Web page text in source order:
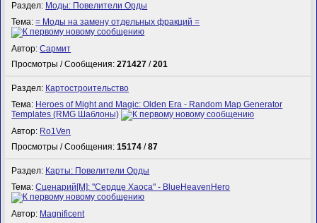
Раздел: Моды: Повелители Орды
Тема:= Моды на замену отдельных фракций =
Автор:Сармит
Просмотры / Сообщения:271427 /201
Раздел: Картостроительство
Тема: Heroes of Might and Magic: Olden Era - Random Map Generator
Templates (RMG Шаблоны)
Автор: Ro1Ven
Просмотры / Сообщения:15174 /87
Раздел: Карты: Повелители Орды
Тема:Сценарий[M]: "Сердце Хаоса" - BlueHeavenHero
Автор: Magnificent